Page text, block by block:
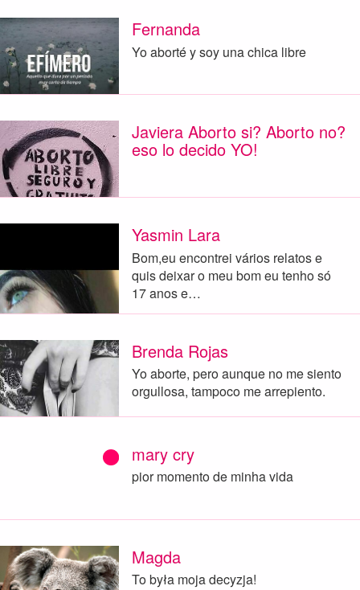
Fernanda
Yo aborté y soy una chica libre
Javiera Aborto si? Aborto no?
eso lo decido YO!
Yasmin Lara
Bom,eu encontrei vários relatos e
quis deixar o meu bom eu tenho só
17 anos e…
Brenda Rojas
Yo aborte, pero aunque no me siento
orgullosa, tampoco me arrepiento.
mary cry
pior momento de minha vida
Magda
To była moja decyzja!